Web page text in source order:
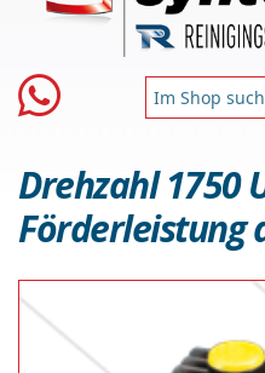
Drehzahl 1750
Förderleistung